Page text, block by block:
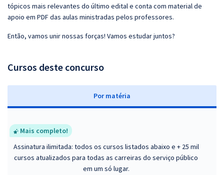
tópicos mais relevantes do último edital e conta com material de
apoio em PDF das aulas ministradas pelos professores.
Então, vamos unir nossas forças! Vamos estudar juntos?
Cursos deste concurso
Por matéria
Mais completo!
Assinatura ilimitada: todos os cursos listados abaixo e + 25 mil
cursos atualizados para todas as carreiras do serviço público
em um só lugar.